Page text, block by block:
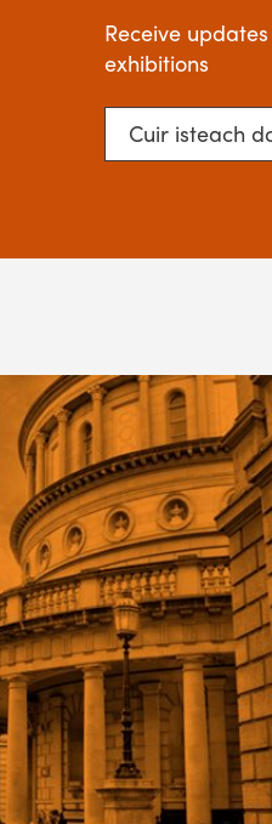
Receive
exhibitions
Cuir isteach do